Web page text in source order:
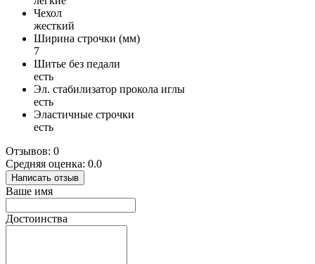
Чехол
жесткий
Ширина строчки (мм)
7
Шитье без педали
есть
Эл. стабилизатор прокола иглы
есть
Эластичные строчки
есть
Отзывов: 0
Средняя оценка: 0.0
Написать отзыв
Ваше имя
Достоинства